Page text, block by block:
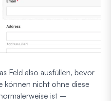
Feld also ausfüllen, bevor
können nicht ohne diese
ist –